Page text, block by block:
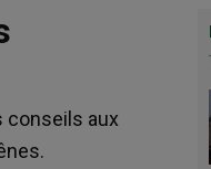
conseils aux